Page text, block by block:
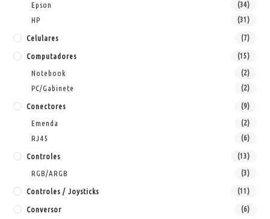
Epson (34)
HP (31)
Celulares (7)
Computadores (15)
Notebook (2)
PC/Gabinete (2)
Conectores (9)
Emenda (2)
RJ45 (6)
Controles (13)
RGB/ARGB (3)
Controles / Joysticks (11)
Conversor (6)